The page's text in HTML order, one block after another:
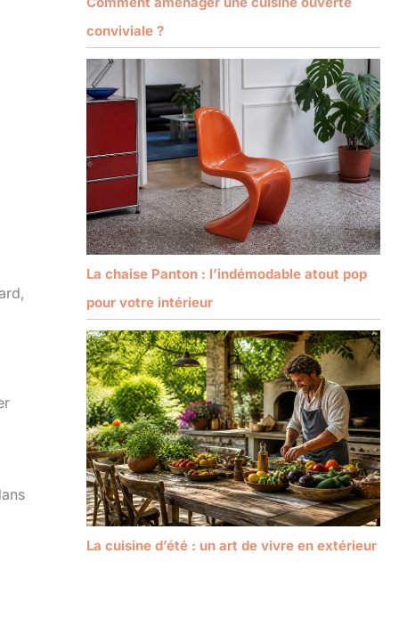
conviviale ?
La chaise Panton : l’indémodable atout pop
pour votre intérieur
La cuisine d’été : un art de vivre en extérieur